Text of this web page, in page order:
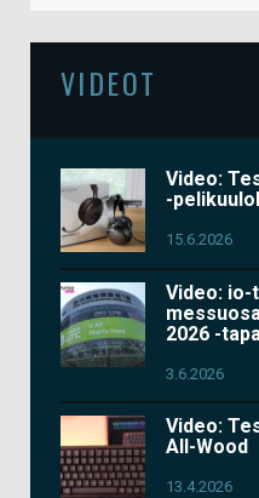
VIDEOT
Video:
-
15.6.2026
Video: io-
2026 -
3.6.2026
Video:
All-Wood
13.4.2026